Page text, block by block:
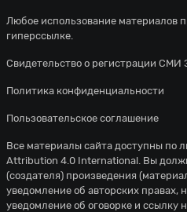
Любое использование материалов
гиперссылке.
Свидетельство о регистрации
Политика конфиденциальности
Пользовательское соглашение
Все материалы сайта доступны по
Attribution 4.0 International. Вы
(создателя) произведения
уведомление об авторских правах,
уведомление об оговорке и ссылку